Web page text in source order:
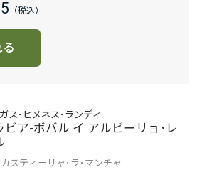
ス･ヒメネス･ランディ
ビア-ボバル イ アルビーリョ･レ
カスティーリャ･ラ･マンチャ